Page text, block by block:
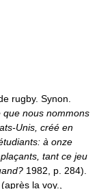
rugby. Synon.
que nous nommons
Unis, créé en
à onze
tant ce jeu
1982, p. 284).
la voy.,